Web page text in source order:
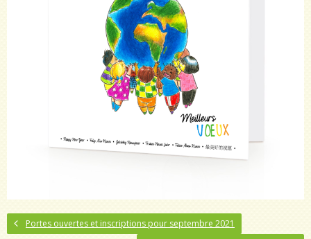
Portes ouvertes et inscriptions pour septembre 2021